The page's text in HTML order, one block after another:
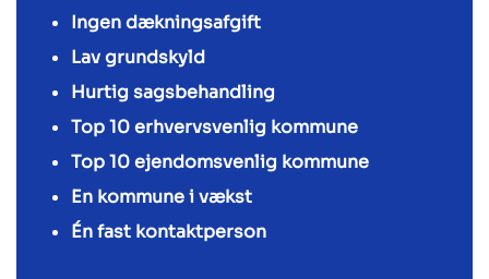
Ingen dækningsafgift
Lav grundskyld
Hurtig sagsbehandling
Top 10 erhvervsvenlig kommune
Top 10 ejendomsvenlig kommune
En kommune i vækst
Én fast kontaktperson